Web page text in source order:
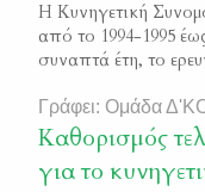
Η Κυνηγετική
από το 1994-1995
συναπτά έτη, το
θηραματικών
συστηματικής
συλλογή των
της μελέτης,
Γράφει: Ομάδα
Καθορισμός
για το